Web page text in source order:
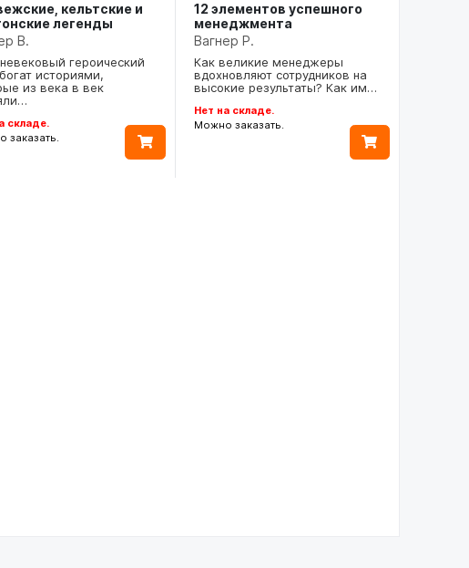
кельтские и
легенды
В.
героический
историями,
из века в век
складе.
заказать.
12 элементов успешного
менеджмента
Вагнер Р.
Как великие менеджеры
вдохновляют сотрудников на
высокие результаты? Как им…
Нет на складе.
Можно заказать.